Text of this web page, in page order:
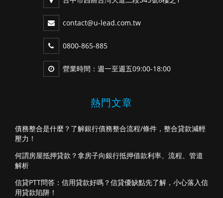
contact@u-lead.com.tw
0800-865-885
營業時間：週一至週五09:00-18:00
熱門文章
債務整合是什麼？了解銀行債務整合流程/條件，整合貸款減輕
壓力！
何謂房屋抵押貸款？拿房子向銀行抵押借款利率、流程、管道
解析
信貸PTT問答：信用貸款好嗎？信貸優缺點先了解，小心落入信
用貸款陷阱！